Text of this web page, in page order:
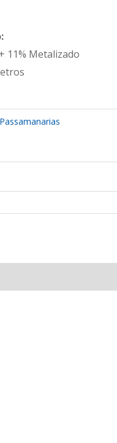
11% Metalizado
Passamanarias